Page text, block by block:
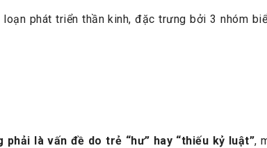
phát triển thần kinh, đặc trưng bởi 3 nhóm
phải là vấn đề do trẻ “hư” hay “thiếu kỷ luật”,